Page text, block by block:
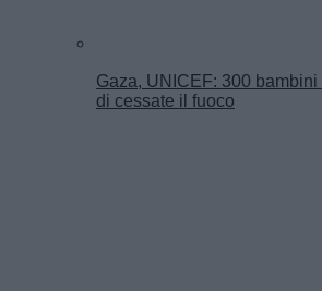
Gaza, UNICEF: 300
di cessate il fuoco